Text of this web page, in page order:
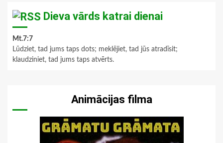
Dieva vārds katrai dienai
Mt.7:7
Lūdziet, tad jums taps dots; meklējiet, tad jūs atradīsit;
klaudziniet, tad jums taps atvērts.
Animācijas filma